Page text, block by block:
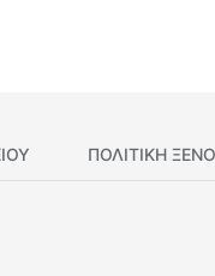
ΠΟΛΙΤΙΚΗ